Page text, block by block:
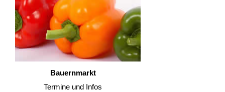
Bauernmarkt
Termine und Infos